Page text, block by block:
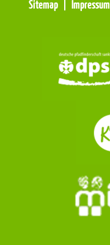
Navigation
Navigation
Sitemap Impressum